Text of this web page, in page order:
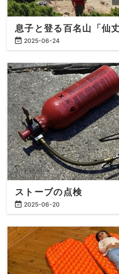
2025-06-24
息子と登る百名山「仙
2025-06-20
ストーブの点検